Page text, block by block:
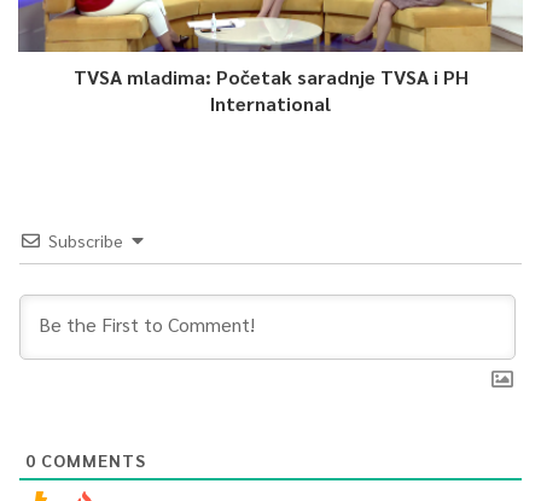
TVSA mladima: Početak saradnje TVSA i PH
International
Subscribe
0 COMMENTS